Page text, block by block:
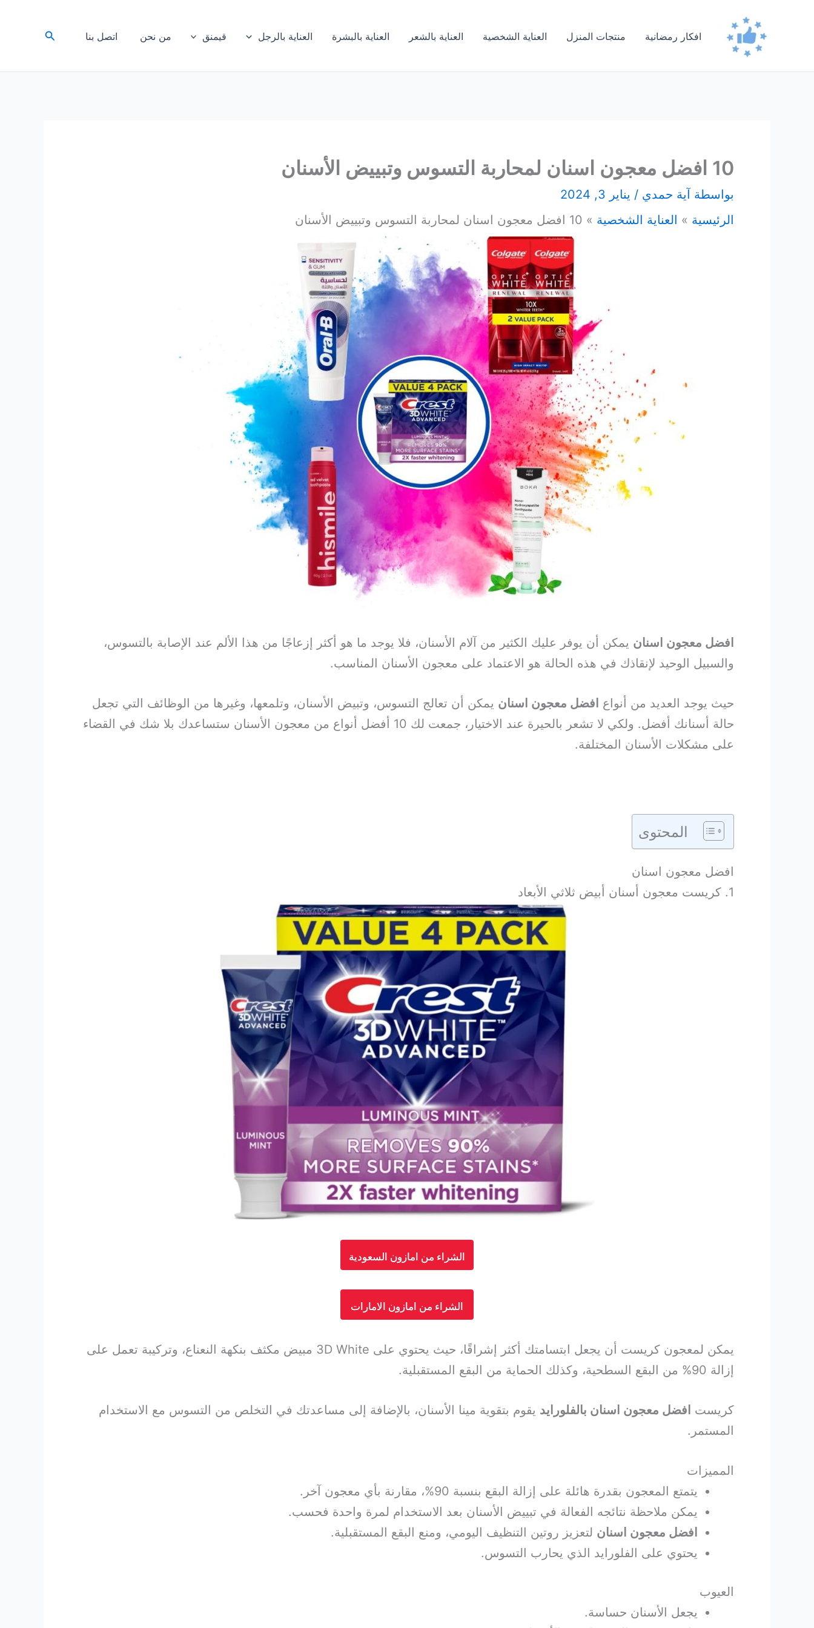
افكار رمضانية منتجات المنزل العناية الشخصية العناية بالشعر العناية بالبشرة العناية بالرجل قيمنق من نحن اتصل بنا البحث
10 افضل معجون اسنان لمحاربة التسوس وتبييض الأسنان
بواسطة آية حمدي / يناير 3, 2024
الرئيسية
العناية الشخصية 10 افضل معجون اسنان لمحاربة التسوس وتبييض الأسنان
افضل معجون اسنان يمكن أن يوفر عليك الكثير من آلام الأسنان، فلا يوجد ما هو أكثر إزعاجًا من هذا الألم عند الإصابة بالتسوس،
والسبيل الوحيد لإنقاذك في هذه الحالة هو الاعتماد على معجون الأسنان المناسب.
حيث يوجد العديد من أنواع افضل معجون اسنان يمكن أن تعالج التسوس، وتبيض الأسنان، وتلمعها، وغيرها من الوظائف التي تجعل
حالة أسنانك أفضل.
ولكي لا تشعر بالحيرة عند الاختيار، جمعت لك 10 أفضل أنواع من معجون الأسنان ستساعدك بلا شك في القضاء
على مشكلات الأسنان المختلفة.
المحتوى
افضل معجون اسنان
1. كريست معجون أسنان أبيض ثلاثي الأبعاد
الشراء من امازون السعودية
الشراء من امازون الامارات
يمكن لمعجون كريست أن يجعل ابتسامتك أكثر إشراقًا، حيث يحتوي على 3D White مبيض مكثف بنكهة النعناع، وتركيبة تعمل على
إزالة 90% من البقع السطحية، وكذلك الحماية من البقع المستقبلية.
كريست افضل معجون اسنان بالفلورايد يقوم بتقوية مينا الأسنان، بالإضافة إلى مساعدتك في التخلص من التسوس مع الاستخدام
المستمر.
المميزات
يتمتع المعجون بقدرة هائلة على إزالة البقع بنسبة 90%، مقارنة بأي معجون آخر.
يمكن ملاحظة نتائجه الفعالة في تبييض الأسنان بعد الاستخدام لمرة واحدة فحسب.
افضل معجون اسنان لتعزيز روتين التنظيف اليومي، ومنع البقع المستقبلية.
يحتوي على الفلورايد الذي يحارب التسوس.
العيوب
يجعل الأسنان حساسة.